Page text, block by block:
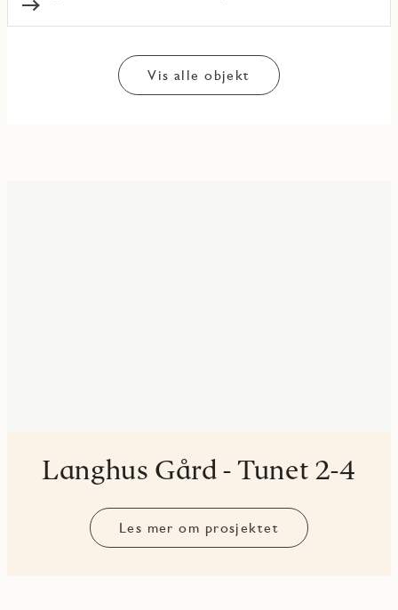
Vis alle objekt
Langhus Gård - Tunet 2-4
Les mer om prosjektet